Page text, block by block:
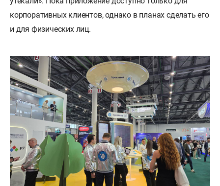
корпоративных клиентов, однако в планах сделать его
и для физических лиц.